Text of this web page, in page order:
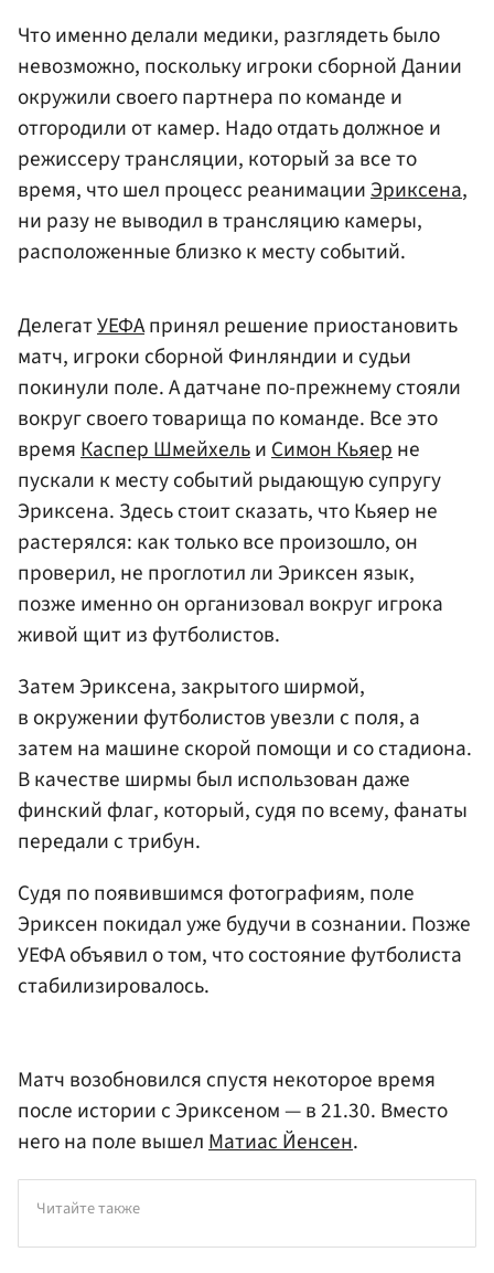
Что именно делали медики, разглядеть было
невозможно, поскольку игроки сборной Дании
окружили своего партнера по команде и
отгородили от камер. Надо отдать должное и
режиссеру трансляции, который за все то
время, что шел процесс реанимацииЭриксена,
ни разу не выводил в трансляцию камеры,
расположенные близко к месту событий.
ДелегатУЕФАпринял решение приостановить
матч, игроки сборной Финляндии и судьи
покинули поле. А датчане по-прежнему стояли
вокруг своего товарища по команде. Все это
время Каспер Шмейхельи Симон Кьяер не
пускали к месту событий рыдающую супругу
Эриксена. Здесь стоит сказать, что Кьяер не
растерялся: как только все произошло, он
проверил, не проглотил ли Эриксен язык,
позже именно он организовал вокруг игрока
живой щит из футболистов.
Затем Эриксена, закрытого ширмой,
в окружении футболистов увезли с поля, а
затем на машине скорой помощи и со стадиона.
В качестве ширмы был использован даже
финский флаг, который, судя по всему, фанаты
передали с трибун.
Судя по появившимся фотографиям, поле
Эриксен покидал уже будучи в сознании. Позже
УЕФА объявил о том, что состояние футболиста
стабилизировалось.
Матч возобновился спустя некоторое время
после истории с Эриксеном — в 21.30. Вместо
него на поле вышелМатиас Йенсен.
Читайте также